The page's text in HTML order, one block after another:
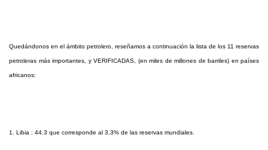
Quedándonos en el ámbito petrolero, reseñamos a continuación la lista de los 11 reservas
petroleras más importantes, y VERIFICADAS, (en miles de millones de barriles) en países
africanos:
1. Libia : 44.3 que corresponde al 3,3% de las reservas mundiales.